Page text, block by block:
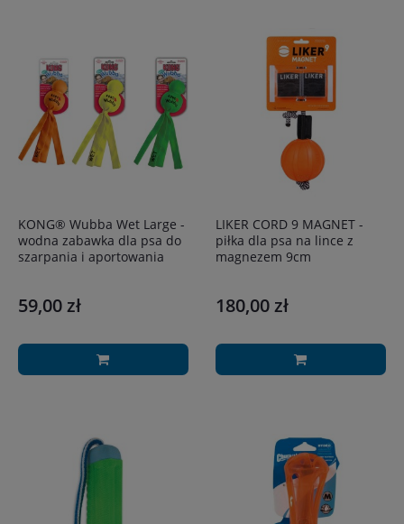
KONG® Wubba Wet Large -
wodna zabawka dla psa do
szarpania i aportowania
59,00 zł
LIKER CORD 9 MAGNET -
piłka dla psa na lince z
magnezem 9cm
180,00 zł